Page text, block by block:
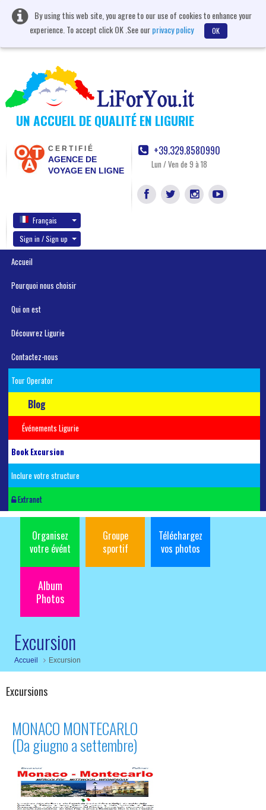
By using this web site, you agree to our use of cookies to enhance your
experience. To accept click OK .See ourprivacy policy OK
UN ACCUEIL DE QUALITÉ EN LIGURIE
CERTIFIÉ
AGENCE DE
VOYAGE EN LIGNE
+39.329.8580990
Lun / Ven de 9 à 18
Français
Sign in / Sign up
Accueil
Pourquoi nous choisir
Qui on est
Découvrez Ligurie
Contactez-nous
Tour Operator
Blog
Événements Ligurie
Book Excursion
Inclure votre structure
Extranet
Organisez
votre évént
Groupe
sportif
Téléchargez
vos photos
Album
Photos
Excursion
Accueil Excursion
Excursions
MONACO MONTECARLO
(Da giugno a settembre)